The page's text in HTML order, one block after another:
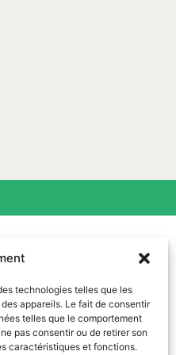
technologies telles que les
appareils. Le fait de consentir
telles que le comportement
pas consentir ou de retirer son
caractéristiques et fonctions.